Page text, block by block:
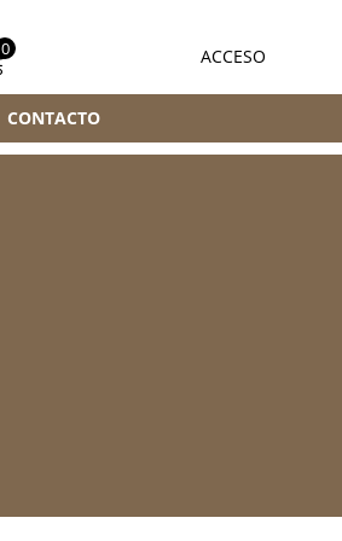
ACCESO
0
CONTACTO